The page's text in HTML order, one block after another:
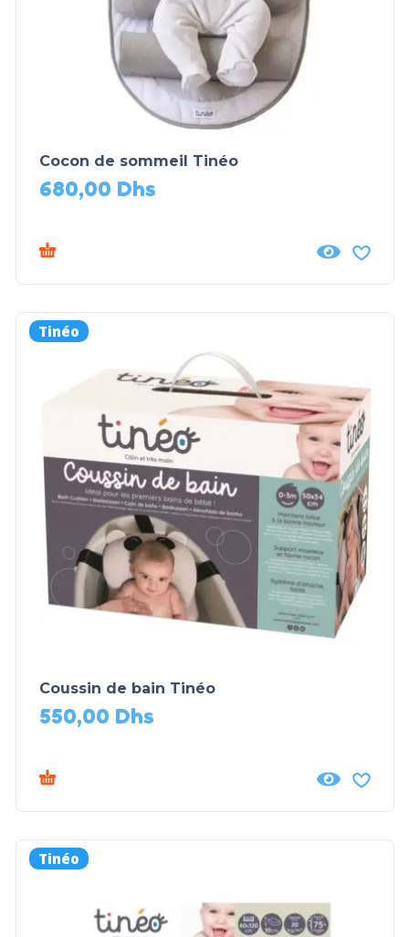
Cocon de sommeil Tinéo
680,00 Dhs
Tinéo
Coussin de bain Tinéo
550,00 Dhs
Tinéo